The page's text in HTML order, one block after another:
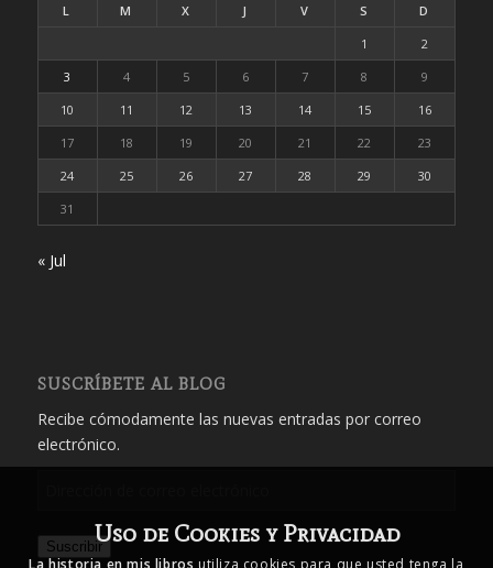
L M X J V S
D
1
2
3
4 5 6 7 8
9
10
11 12 13 14 15
16
17
18 19 20 21 22
23
24
25 26 27 28 29
30
31
« Jul
SUSCRÍBETE AL BLOG
Recibe cómodamente las nuevas entradas por correo
electrónico.
correo
electrónico
SuscribirUso de Cookies y Privacidad
La historia en mis libros utiliza cookies para que usted tenga la